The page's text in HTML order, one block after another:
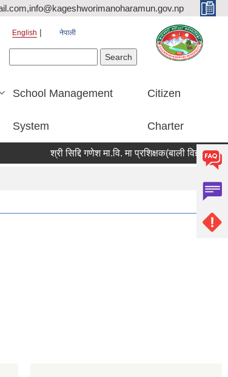
English नेपाली
School Management
System
Citizen
Charter
श्री सिद्दि गणेश मा.वि. मा प्रशिक्षक(बाली विज्ञान)